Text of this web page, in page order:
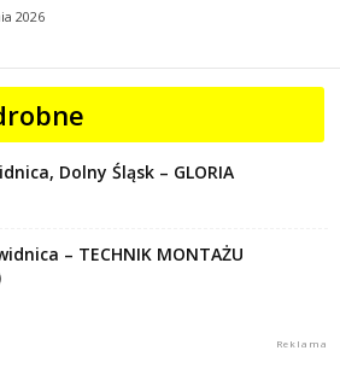
2026
Dolny Śląsk – GLORIA
– TECHNIK MONTAŻU